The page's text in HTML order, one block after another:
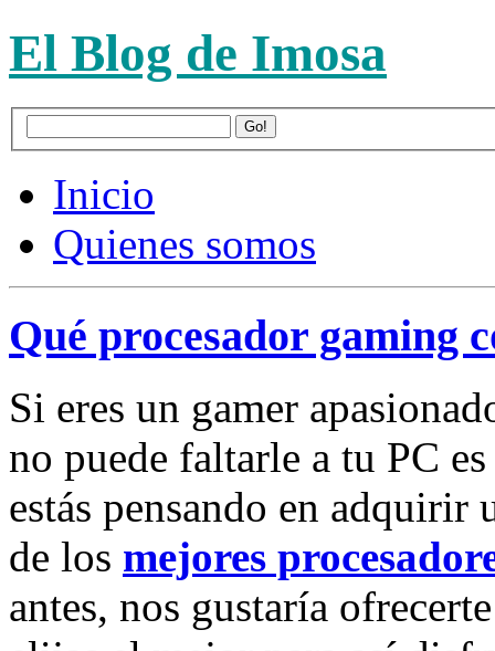
El Blog de Imosa
Inicio
Quienes somos
Qué procesador gaming
Si eres un gamer
no puede faltarle a tu PC
estás pensando en adquirir
de los mejores
antes, nos gustaría